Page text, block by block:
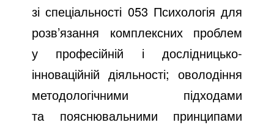
зі спеціальності 053 Психологія для
розв’язання комплексних проблем
у професійній і дослідницько-
інноваційній діяльності; оволодіння
методологічними підходами
та пояснювальними принципами